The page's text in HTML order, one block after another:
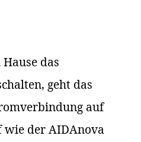
das
geht das
auf
der AIDAnova